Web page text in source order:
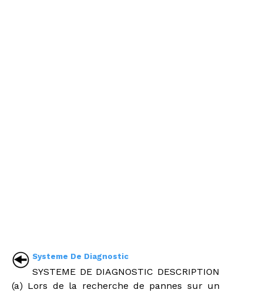
Systeme De Diagnostic
SYSTEME DE DIAGNOSTIC DESCRIPTION
(a) Lors de la recherche de pannes sur un